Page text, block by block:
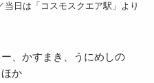
当日は「コスモスクエア駅」より
、かすまき、うにめしの
か